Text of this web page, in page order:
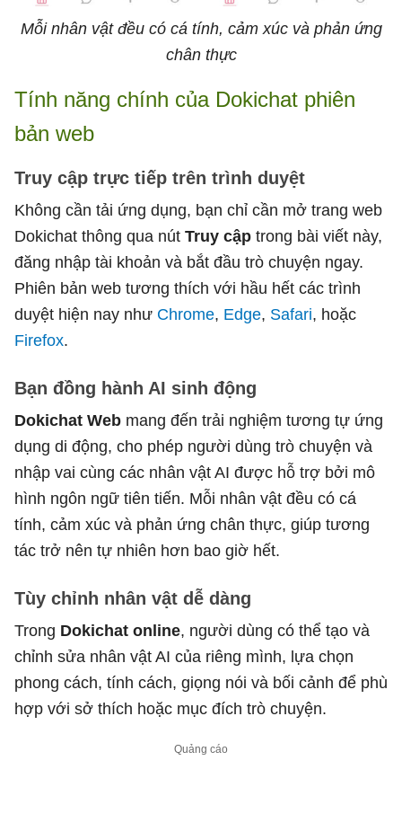
Mỗi nhân vật đều có cá tính, cảm xúc và phản ứng
chân thực
Tính năng chính của Dokichat phiên
bản web
Truy cập trực tiếp trên trình duyệt
Không cần tải ứng dụng, bạn chỉ cần mở trang web
Dokichat thông qua nút Truy cập trong bài viết này,
đăng nhập tài khoản và bắt đầu trò chuyện ngay.
Phiên bản web tương thích với hầu hết các trình
duyệt hiện nay như Chrome, Edge, Safari, hoặc
Firefox.
Bạn đồng hành AI sinh động
Dokichat Web mang đến trải nghiệm tương tự ứng
dụng di động, cho phép người dùng trò chuyện và
nhập vai cùng các nhân vật AI được hỗ trợ bởi mô
hình ngôn ngữ tiên tiến. Mỗi nhân vật đều có cá
tính, cảm xúc và phản ứng chân thực, giúp tương
tác trở nên tự nhiên hơn bao giờ hết.
Tùy chỉnh nhân vật dễ dàng
Trong Dokichat online, người dùng có thể tạo và
chỉnh sửa nhân vật AI của riêng mình, lựa chọn
phong cách, tính cách, giọng nói và bối cảnh để phù
hợp với sở thích hoặc mục đích trò chuyện.